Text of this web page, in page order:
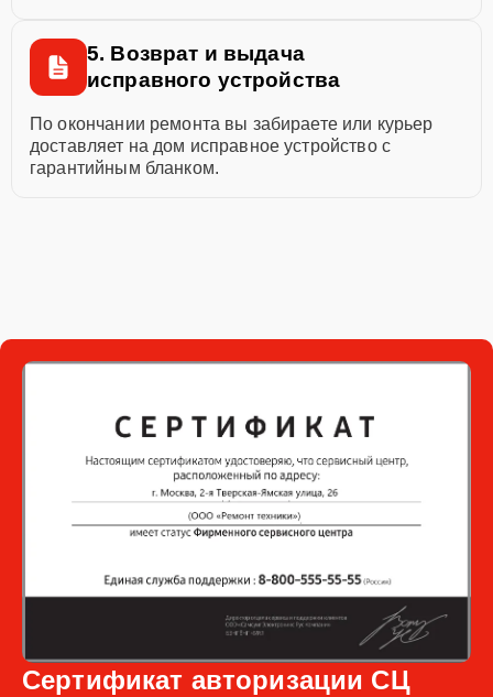
5. Возврат и выдача
исправного устройства
По окончании ремонта вы забираете или курьер
доставляет на дом исправное устройство с
гарантийным бланком.
Сертификат авторизации СЦ